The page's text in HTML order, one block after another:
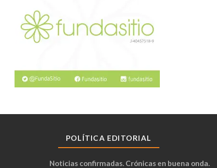
POLÍTICA EDITORIAL
Noticias confirmadas. Crónicas en buena onda.